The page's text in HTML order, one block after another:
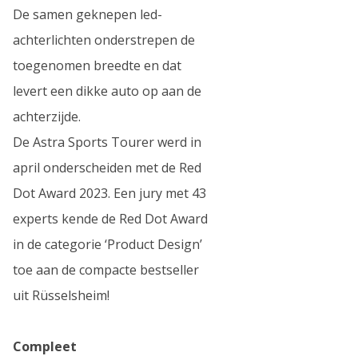
De samen geknepen led-
achterlichten onderstrepen de
toegenomen breedte en dat
levert een dikke auto op aan de
achterzijde.
De Astra Sports Tourer werd in
april onderscheiden met de Red
Dot Award 2023. Een jury met 43
experts kende de Red Dot Award
in de categorie ‘Product Design’
toe aan de compacte bestseller
uit Rüsselsheim!
Compleet